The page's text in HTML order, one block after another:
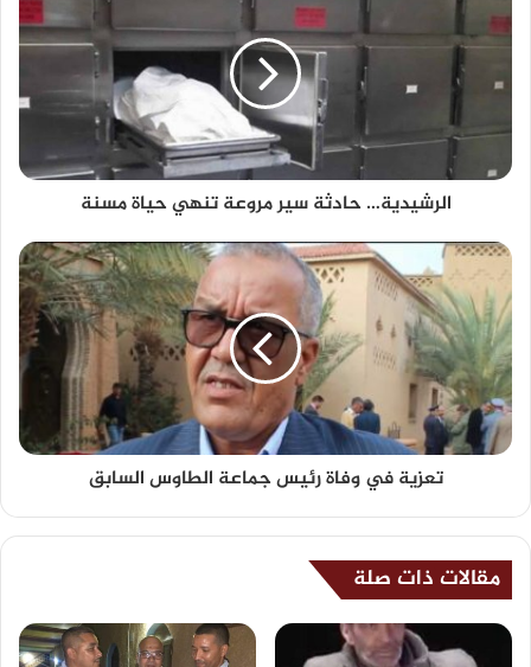
الرشيدية… حادثة سير مروعة تنهي حياة مسنة
تعزية في وفاة رئيس جماعة الطاوس السابق
مقالات ذات صلة